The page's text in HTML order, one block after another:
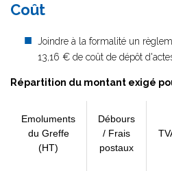
Coût
Joindre à la formalité un
13,16 € de coût de dépôt
Répartition du montant exigé
Emoluments
du Greffe
(HT)
Débours
/ Frais
postaux